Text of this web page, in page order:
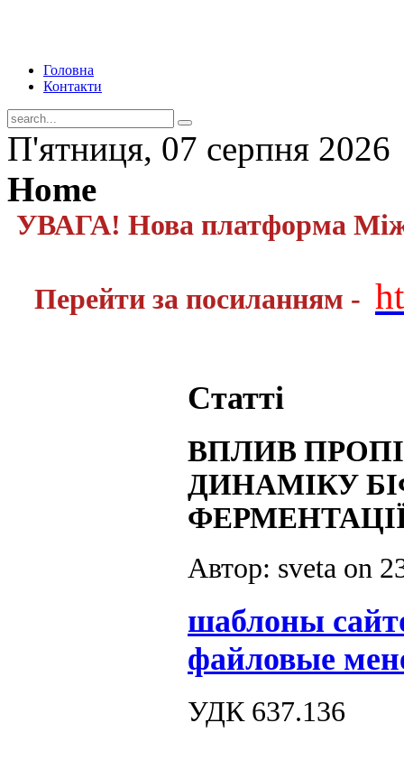
Головна
Контакти
П'ятниця, 07 серпня 2026
Home
УВАГА! Нова платформа
Перейти за посиланням -
Статті
ВПЛИВ
ДИНАМІКУ
Автор: sveta on
шаблоны
файловые
УДК 637.136